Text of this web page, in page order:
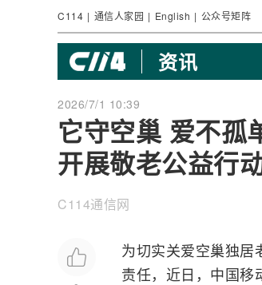
C114 | 通信人家园 | English | 公众号矩阵
资讯
2026/7/1 10:39
它守空巢 爱不
开展敬老公益行
C114通信网
为切实关爱空巢独居
责任，近日， 中国移